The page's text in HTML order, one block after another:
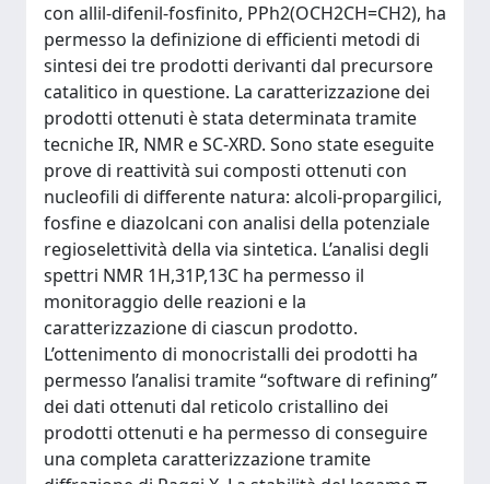
con allil-difenil-fosfinito, PPh2(OCH2CH=CH2), ha
permesso la definizione di efficienti metodi di
sintesi dei tre prodotti derivanti dal precursore
catalitico in questione. La caratterizzazione dei
prodotti ottenuti è stata determinata tramite
tecniche IR, NMR e SC-XRD. Sono state eseguite
prove di reattività sui composti ottenuti con
nucleofili di differente natura: alcoli-propargilici,
fosfine e diazolcani con analisi della potenziale
regioselettività della via sintetica. L’analisi degli
spettri NMR 1H,31P,13C ha permesso il
monitoraggio delle reazioni e la
caratterizzazione di ciascun prodotto.
L’ottenimento di monocristalli dei prodotti ha
permesso l’analisi tramite “software di refining”
dei dati ottenuti dal reticolo cristallino dei
prodotti ottenuti e ha permesso di conseguire
una completa caratterizzazione tramite